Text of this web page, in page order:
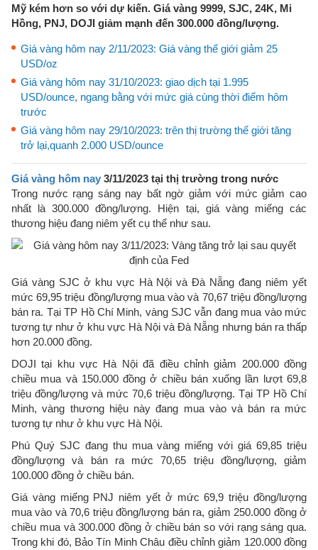
Mỹ kém hơn so với dự kiến. Giá vàng 9999, SJC, 24K, Mi
Hồng, PNJ, DOJI giảm mạnh đến 300.000 đồng/lượng.
Giá vàng hôm nay 2/11/2023: Giá vàng thế giới giảm 25
USD/oz
Giá vàng hôm nay 31/10/2023: giao dịch tại 1.995
USD/ounce, ngang bằng với mức giá cùng thời điểm hôm
trước
Giá vàng hôm nay 29/10/2023: trên thị trường thế giới tăng
trở lại,quanh 2.000 USD/ounce
Giá vàng hôm nay 3/11/2023 tại thị trường trong nước
Trong nước rạng sáng nay bất ngờ giảm với mức giảm cao
nhất là 300.000 đồng/lượng. Hiện tại, giá vàng miếng các
thương hiệu đang niêm yết cụ thể như sau.
Giá vàng SJC ở khu vực Hà Nội và Đà Nẵng đang niêm yết
mức 69,95 triệu đồng/lượng mua vào và 70,67 triệu đồng/lượng
bán ra. Tại TP Hồ Chí Minh, vàng SJC vẫn đang mua vào mức
tương tự như ở khu vực Hà Nội và Đà Nẵng nhưng bán ra thấp
hơn 20.000 đồng.
DOJI tại khu vực Hà Nội đã điều chỉnh giảm 200.000 đồng
chiều mua và 150.000 đồng ở chiều bán xuống lần lượt 69,8
triệu đồng/lượng và mức 70,6 triệu đồng/lượng. Tại TP Hồ Chí
Minh, vàng thương hiệu này đang mua vào và bán ra mức
tương tự như ở khu vực Hà Nội.
Phú Quý SJC đang thu mua vàng miếng với giá 69,85 triệu
đồng/lượng và bán ra mức 70,65 triệu đồng/lượng, giảm
100.000 đồng ở chiều bán.
Giá vàng miếng PNJ niêm yết ở mức 69,9 triệu đồng/lượng
mua vào và 70,6 triệu đồng/lượng bán ra, giảm 250.000 đồng ở
chiều mua và 300.000 đồng ở chiều bán so với rạng sáng qua.
Trong khi đó, Bảo Tín Minh Châu điều chỉnh giảm 120.000 đồng